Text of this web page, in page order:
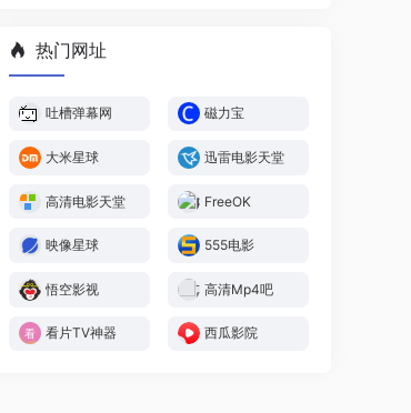
热门网址
吐槽弹幕网 磁力宝
大米星球 迅雷电影天堂
高清电影天堂 FreeOK
映像星球 555电影
悟空影视 高清Mp4吧
看片TV神器 西瓜影院